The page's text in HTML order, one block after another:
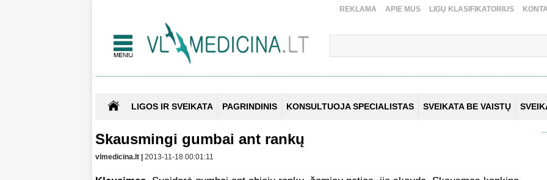
REKLAMA APIE MUS LIGŲ KLASIFIKATORIUS
LIGOS IR SVEIKATA PAGRINDINIS KONSULTUOJA SPECIALISTAS SVEIKATA BE VAISTŲ
Skausmingi gumbai ant rankų
vlmedicina.lt | 2013-11-18 00:01:11